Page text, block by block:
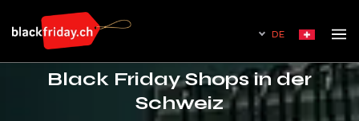
DE
Black Friday Shops in der
Schweiz